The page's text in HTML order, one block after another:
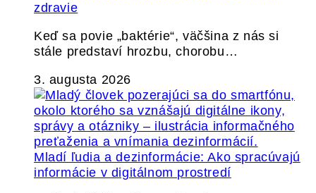
zdravie
Keď sa povie „baktérie“, väčšina z nás si
stále predstaví hrozbu, chorobu…
3. augusta 2026
Mladí ľudia a dezinformácie: Ako spracúvajú
informácie v digitálnom prostredí